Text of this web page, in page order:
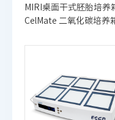
MIRI桌面干式胚胎培养
CelMate 二氧化碳培养